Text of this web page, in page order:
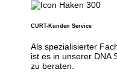
CURT-Kunden Service
Als spezialisierter
ist es in unserer DNA
zu beraten.